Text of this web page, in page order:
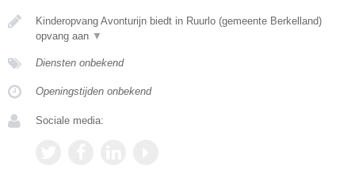
Kinderopvang Avonturijn biedt in Ruurlo (gemeente Berkelland)
opvang aan ▼
Diensten onbekend
Openingstijden onbekend
Sociale media: